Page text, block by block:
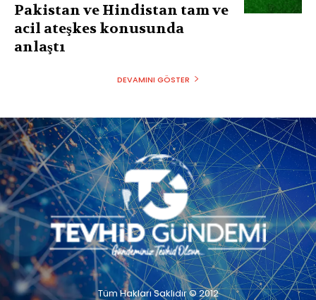
Pakistan ve Hindistan tam ve
acil ateşkes konusunda
anlaştı
DEVAMINI GÖSTER
Tüm Hakları Saklıdır © 2012